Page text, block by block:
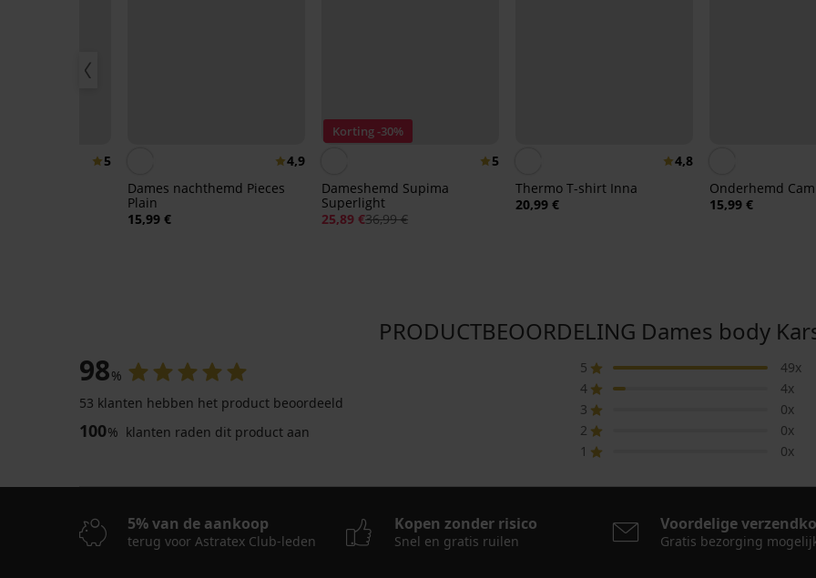
5
4,9
Dames nachthemd Pieces
Plain
15,99 €
Korting -30%
5
Dameshemd Supima
Superlight
25,89 €36,99 €
4,8
Thermo T-shirt Inna
20,99 €
Onderhemd
15,99 €
PRODUCTBEOORDELING Dames body
98%
53 klanten hebben het product beoordeeld
100% klanten raden dit product aan
5
49x
4
4x
3
0x
2
0x
1
0x
5% van de aankoop
terug voor Astratex Club-leden
Kopen zonder risico
Snel en gratis ruilen
Voordelige
Gratis bezorging